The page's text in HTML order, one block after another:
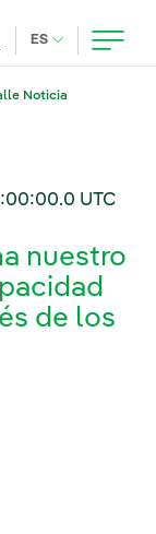
ES IDIOMA
Noticia
UTC
nuestro
de los